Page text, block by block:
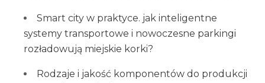
Smart city w praktyce. jak inteligentne
systemy transportowe i nowoczesne parkingi
rozładowują miejskie korki?
Rodzaje i jakość komponentów do produkcji